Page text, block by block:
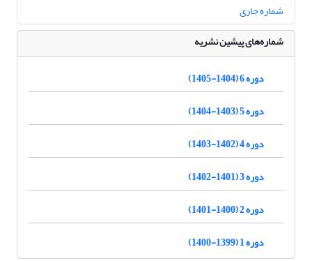
شماره جاری
شماره‌های پیشین نشریه
دوره 6 (1404-1405)
دوره 5 (1403-1404)
دوره 4 (1402-1403)
دوره 3 (1401-1402)
دوره 2 (1400-1401)
دوره 1 (1399-1400)